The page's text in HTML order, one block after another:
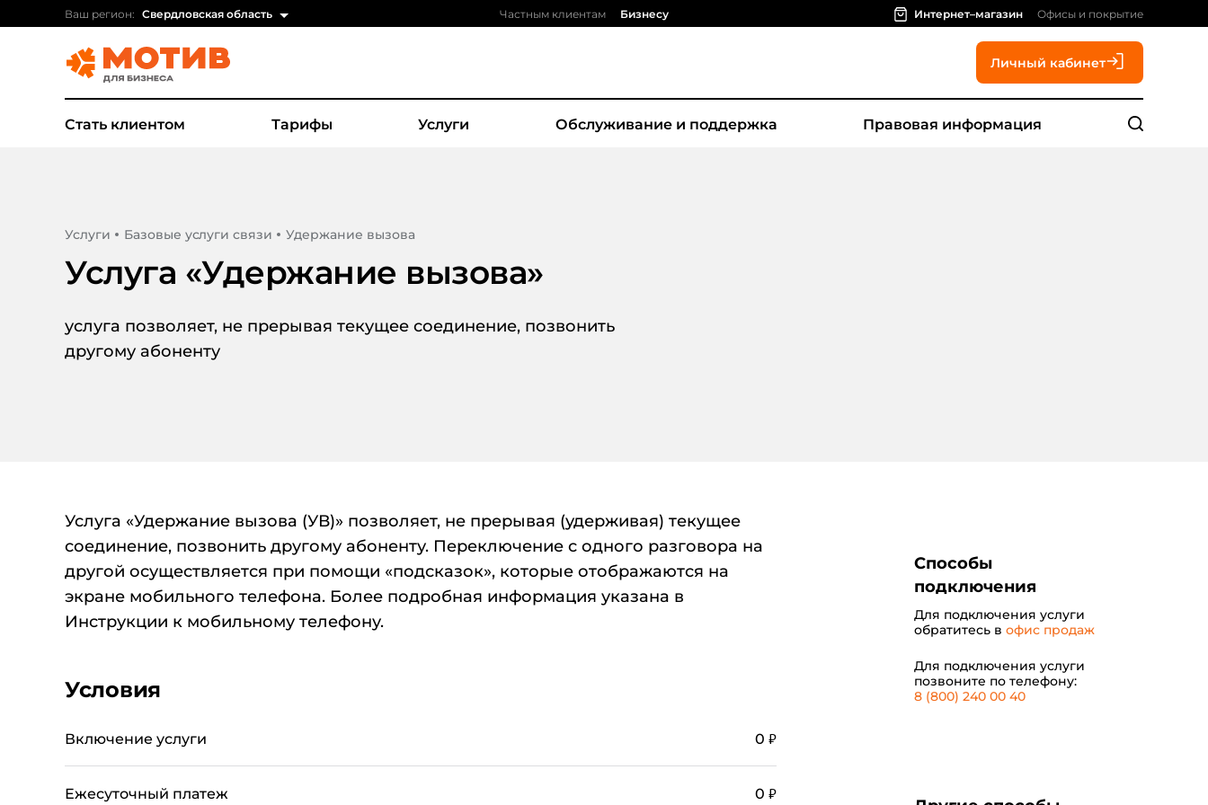
Ваш регион: Свердловская область Частным клиентам Бизнесу Интернет–магазин Офисы и покрытие
Личный кабинет
Стать клиентом Тарифы Услуги Обслуживание и поддержка Правовая информация
Услуги Базовые услуги связи Удержание вызова
Услуга «Удержание вызова»
услуга позволяет, не прерывая текущее соединение, позвонить
другому абоненту
Способы
подключения
Для подключения услуги
обратитесь в офис продаж
Для подключения услуги
позвоните по телефону:
8 (800) 240 00 40
Услуга «Удержание вызова (УВ)» позволяет, не прерывая (удерживая) текущее
соединение, позвонить другому абоненту. Переключение с одного разговора на
другой осуществляется при помощи «подсказок», которые отображаются на
экране мобильного телефона. Более подробная информация указана в
Инструкции к мобильному телефону.
Условия
Включение услуги 0 ₽
Ежесуточный платеж 0 ₽